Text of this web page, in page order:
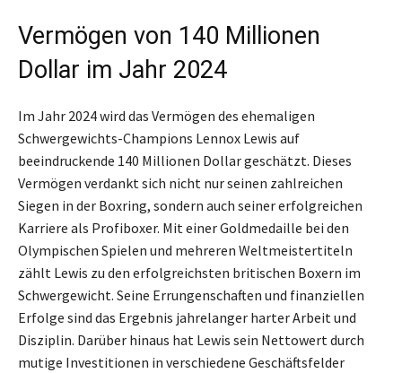
Vermögen von 140 Millionen
Dollar im Jahr 2024
Im Jahr 2024 wird das Vermögen des ehemaligen
Schwergewichts-Champions Lennox Lewis auf
beeindruckende 140 Millionen Dollar geschätzt. Dieses
Vermögen verdankt sich nicht nur seinen zahlreichen
Siegen in der Boxring, sondern auch seiner erfolgreichen
Karriere als Profiboxer. Mit einer Goldmedaille bei den
Olympischen Spielen und mehreren Weltmeistertiteln
zählt Lewis zu den erfolgreichsten britischen Boxern im
Schwergewicht. Seine Errungenschaften und finanziellen
Erfolge sind das Ergebnis jahrelanger harter Arbeit und
Disziplin. Darüber hinaus hat Lewis sein Nettowert durch
mutige Investitionen in verschiedene Geschäftsfelder